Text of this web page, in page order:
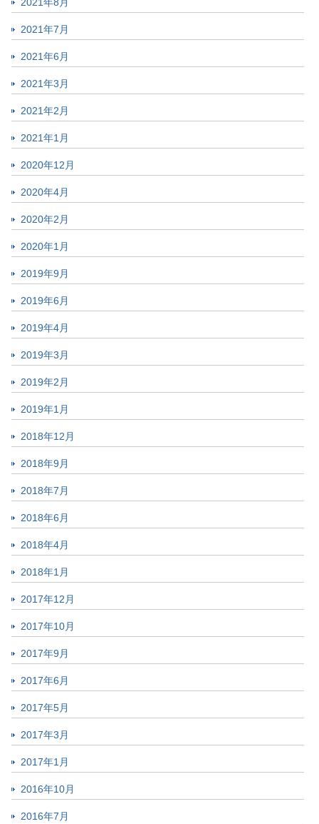
2021年7月
2021年6月
2021年3月
2021年2月
2021年1月
2020年12月
2020年4月
2020年2月
2020年1月
2019年9月
2019年6月
2019年4月
2019年3月
2019年2月
2019年1月
2018年12月
2018年9月
2018年7月
2018年6月
2018年4月
2018年1月
2017年12月
2017年10月
2017年9月
2017年6月
2017年5月
2017年3月
2017年1月
2016年10月
2016年7月